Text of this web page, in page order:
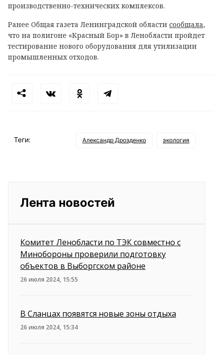
производственно-технических комплексов.
Ранее Общая газета Ленинградской области сообщала,
что на полигоне «Красный Бор» в Ленобласти пройдет
тестирование нового оборудования для утилизации
промышленных отходов.
Теги: Александр Дрозденко экология
Лента новостей
Комитет Ленобласти по ТЭК совместно с
Минобороны проверили подготовку
объектов в Выборгском районе
26 июля 2024, 15:55
В Сланцах появятся новые зоны отдыха
26 июля 2024, 15:34